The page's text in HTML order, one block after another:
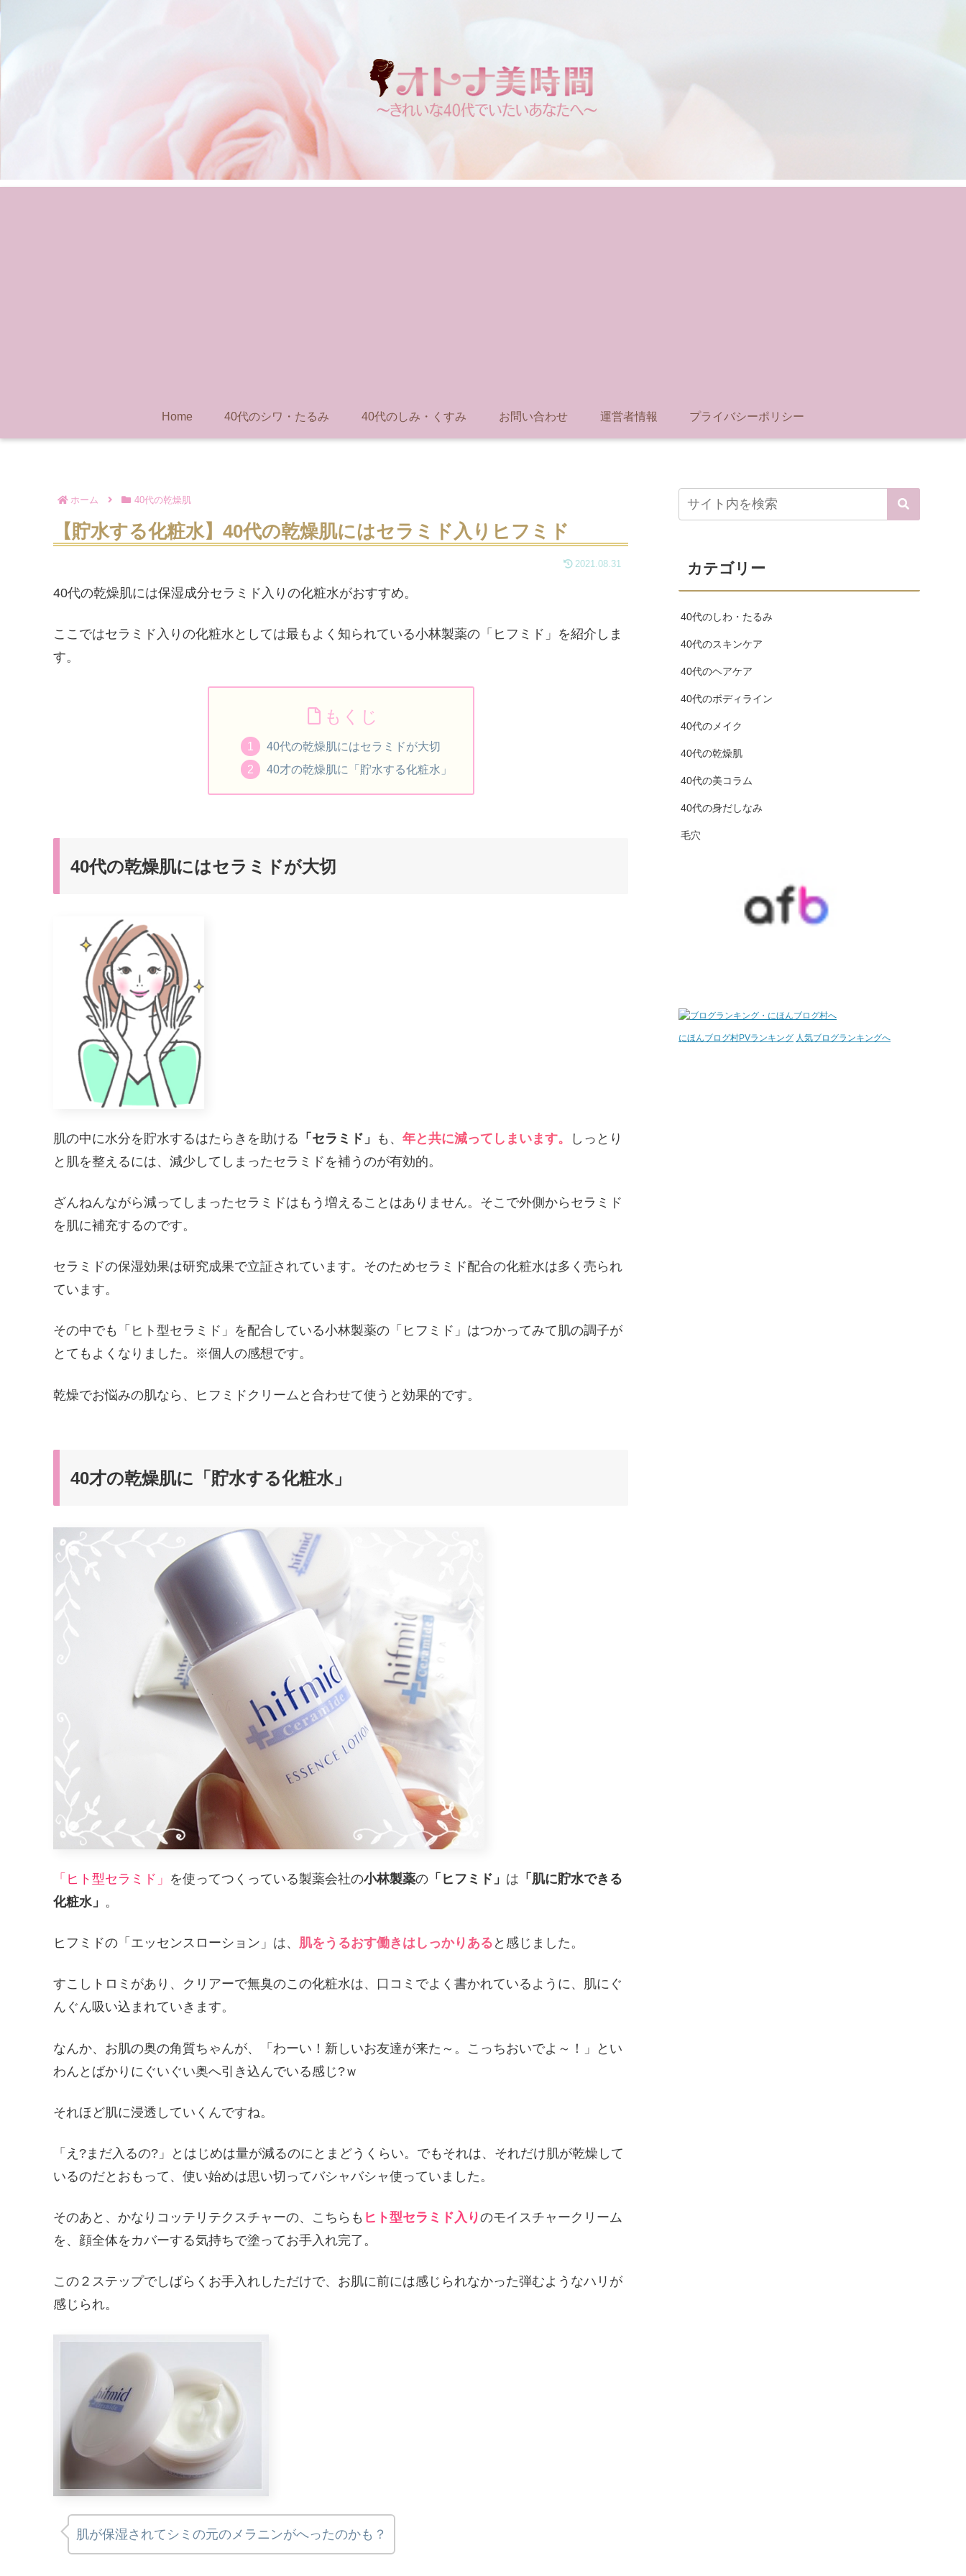
Home 40代のシワ・たるみ 40代のしみ・くすみ お問い合わせ 運営者情報 プライバシーポリシー
ホーム 40代の乾燥肌
【貯水する化粧水】40代の乾燥肌にはセラミド入りヒフミド
2021.08.31
40代の乾燥肌には保湿成分セラミド入りの化粧水がおすすめ。
ここではセラミド入りの化粧水としては最もよく知られている小林製薬の「ヒフミド」を紹介しま
す。
もくじ
40代の乾燥肌にはセラミドが大切
40才の乾燥肌に「貯水する化粧水」
40代の乾燥肌にはセラミドが大切
肌の中に水分を貯水するはたらきを助ける 「セラミド」 も、 年と共に減ってしまいます。
しっとり
と肌を整えるには、減少してしまったセラミドを補うのが有効的。
ざんねんながら減ってしまったセラミドはもう増えることはありません。そこで外側からセラミド
を肌に補充するのです。
セラミドの保湿効果は研究成果で立証されています。そのためセラミド配合の化粧水は多く売られ
ています。
その中でも「ヒト型セラミド」を配合している小林製薬の「ヒフミド」はつかってみて肌の調子が
とてもよくなりました。※個人の感想です。
乾燥でお悩みの肌なら、ヒフミドクリームと合わせて使うと効果的です。
40才の乾燥肌に「貯水する化粧水」
「ヒト型セラミド」 を使ってつくっている製薬会社の小林製薬の 「ヒフミド」 は 「肌に貯水できる
化粧水」 。
ヒフミドの「エッセンスローション」は、 肌をうるおす働きはしっかりある と感じました。
すこしトロミがあり、クリアーで無臭のこの化粧水は、口コミでよく書かれているように、肌にぐ
んぐん吸い込まれていきます。
なんか、お肌の奥の角質ちゃんが、「わーい！新しいお友達が来た～。こっちおいでよ～！」とい
わんとばかりにぐいぐい奥へ引き込んでいる感じ?ｗ
それほど肌に浸透していくんですね。
「え?まだ入るの?」とはじめは量が減るのにとまどうくらい。でもそれは、それだけ肌が乾燥して
いるのだとおもって、使い始めは思い切ってバシャバシャ使っていました。
そのあと、かなりコッテリテクスチャーの、こちらも ヒト型セラミド入りのモイスチャークリーム
を、顔全体をカバーする気持ちで塗ってお手入れ完了。
この２ステップでしばらくお手入れしただけで、お肌に前には感じられなかった弾むようなハリが
感じられ。
肌が保湿されてシミの元のメラニンがへったのかも？
カテゴリー
40代のしわ・たるみ
40代のスキンケア
40代のヘアケア
40代のボディライン
40代のメイク
40代の乾燥肌
40代の美コラム
40代の身だしなみ
毛穴
にほんブログ村PVランキング 人気ブログランキングへ